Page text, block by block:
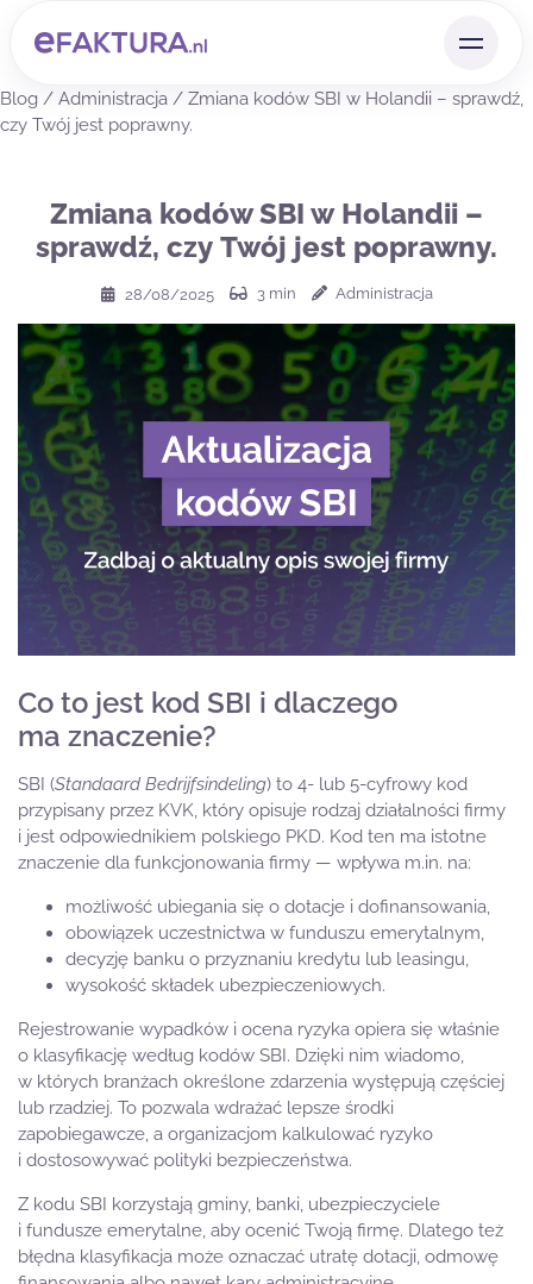
Blog / Administracja / Zmiana kodów SBI w Holandii – sprawdź,
czy Twój jest poprawny.
Zmiana kodów SBI w Holandii –
sprawdź, czy Twój jest poprawny.
28/08/2025 3 min Administracja
Co to jest kod SBI i dlaczego
ma znaczenie?
SBI (Standaard Bedrijfsindeling) to 4- lub 5-cyfrowy kod
przypisany przez KVK, który opisuje rodzaj działalności firmy
i jest odpowiednikiem polskiego PKD. Kod ten ma istotne
znaczenie dla funkcjonowania firmy — wpływa m.in. na:
możliwość ubiegania się o dotacje i dofinansowania,
obowiązek uczestnictwa w funduszu emerytalnym,
decyzję banku o przyznaniu kredytu lub leasingu,
wysokość składek ubezpieczeniowych.
Rejestrowanie wypadków i ocena ryzyka opiera się właśnie
o klasyfikację według kodów SBI. Dzięki nim wiadomo,
w których branżach określone zdarzenia występują częściej
lub rzadziej. To pozwala wdrażać lepsze środki
zapobiegawcze, a organizacjom kalkulować ryzyko
i dostosowywać polityki bezpieczeństwa.
Z kodu SBI korzystają gminy, banki, ubezpieczyciele
i fundusze emerytalne, aby ocenić Twoją firmę. Dlatego też
błędna klasyfikacja może oznaczać utratę dotacji, odmowę